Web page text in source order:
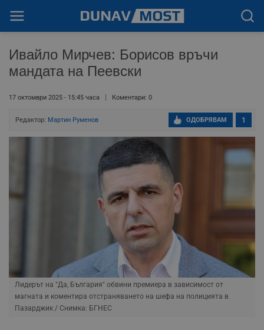
Ивайло Мирчев: Борисов връчи
мандата на Пеевски
17 октомври 2025 - 15:45 часа Коментари: 0
Редактор: Мартин Руменов 1
ОДОБРЯВАМ
Лидерът на "Да, България" обвини премиера в зависимост от
магната и коментира отстраняването на шефа на полицията в
Пазарджик / Снимка: БГНЕС